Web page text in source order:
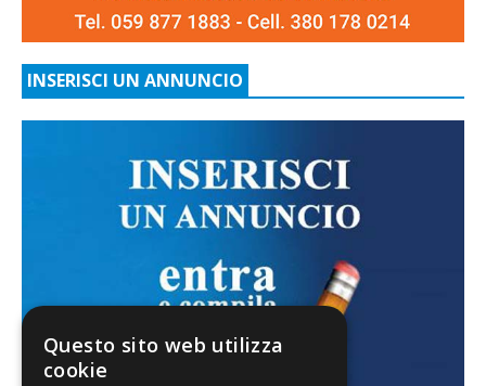
INSERISCI UN ANNUNCIO
Questo sito web utilizza
cookie